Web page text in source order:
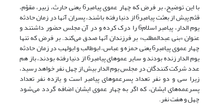
با این توضیح، بر فرض که چهار عموی پیامبر6 یعنی حارث، زبیر، مقوّم،
قثم پیش از بعثت پیامبر6 از دنیا رفته باشند، پسران آنها در زمان حادثه
یوم الدار، پیامبر اسلام6 را درک کرده و در آن مجلس حضور داشتند و
عنوان «بنی عبدالمطلب» بر فرزندان آنها صدق می‌کند. بر فرض که تنها
چهار عموی پیامبر6 یعنی حمزه و عباس، ابوطالب و ابولهب در زمان حادثه
یوم الدار زنده بودند و سایر عموهای پیامبر6 از دنیا رفته بودند، باز هم
عدد شرکت کنندگان در مجلس یوم الدار بیش از چهل نفر خواهد رسید،
زیرا سی و دو نفر تعداد پسرعموهای پیامبر است و یازده نفر تعداد
پسرعمه‌های ایشان، که اگر به چهار عموی ایشان اضافه گردد می‌شود
چهل و هفت نفر.